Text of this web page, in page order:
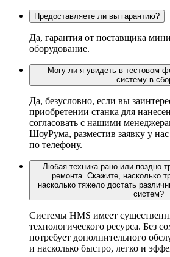
Предоставляете ли вы гарантию?
Да, гарантия от поставщика
оборудование.
Могу ли я увидеть в тестовом
систему в
Да, безусловно, если вы
приобретении станка для
согласовать с нашими
ШоуРума, разместив заявку у
по телефону.
Любая техника рано или поздно
ремонта. Скажите, насколько
насколько тяжело достать
систем?
Системы HMS имеет
технологического ресурса. Без
потребует дополнительного
и насколько быстро, легко и